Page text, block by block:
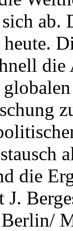
die
die